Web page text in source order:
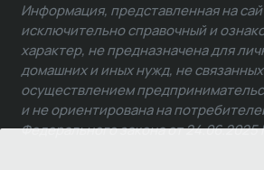
Информация, представленная на
исключительно справочный и
характер, не предназначена для
домашних и иных нужд, не
осуществлением
и не ориентирована на
Федерального закона от